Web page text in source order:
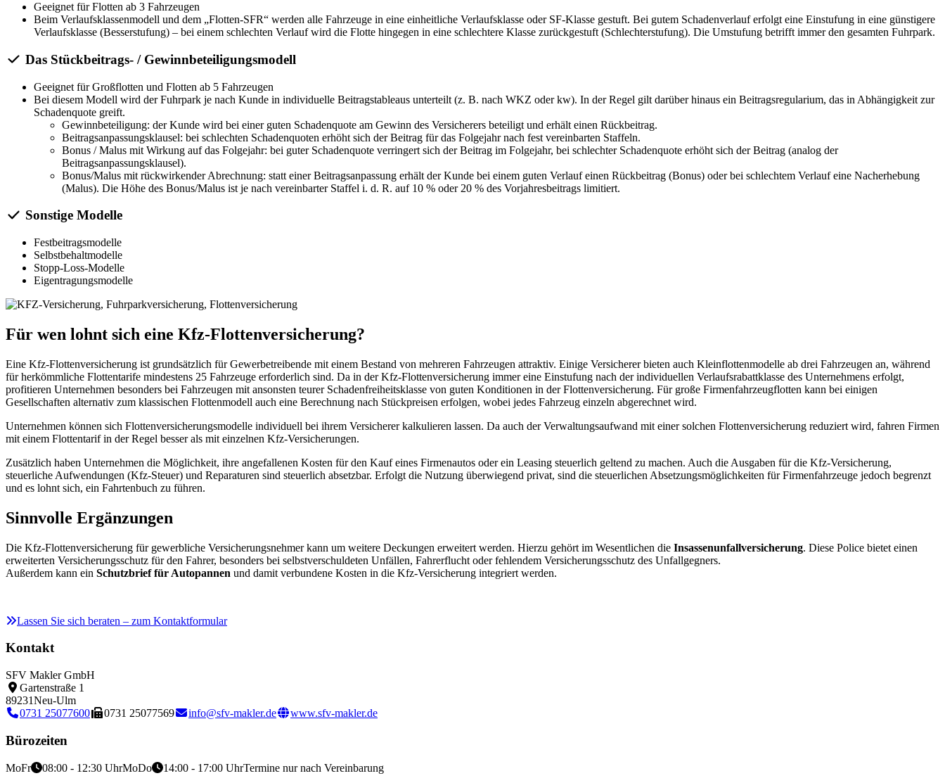
Geeignet für Flotten ab 3 Fahrzeugen
Beim Verlaufsklassenmodell und dem „Flotten-SFR“ werden alle Fahrzeuge in eine einheitliche Verlaufsklasse oder SF-Klasse gestuft. Bei gutem Schadenverlauf erfolgt eine Einstufung in eine günstigere
Verlaufsklasse (Besserstufung) – bei einem schlechten Verlauf wird die Flotte hingegen in eine schlechtere Klasse zurückgestuft (Schlechterstufung). Die Umstufung betrifft immer den gesamten Fuhrpark.
Das Stückbeitrags- / Gewinnbeteiligungsmodell
Geeignet für Großflotten und Flotten ab 5 Fahrzeugen
Bei diesem Modell wird der Fuhrpark je nach Kunde in individuelle Beitragstableaus unterteilt (z. B. nach WKZ oder kw). In der Regel gilt darüber hinaus ein Beitragsregularium, das in Abhängigkeit zur
Schadenquote greift.
Gewinnbeteiligung: der Kunde wird bei einer guten Schadenquote am Gewinn des Versicherers beteiligt und erhält einen Rückbeitrag.
Beitragsanpassungsklausel: bei schlechten Schadenquoten erhöht sich der Beitrag für das Folgejahr nach fest vereinbarten Staffeln.
Bonus / Malus mit Wirkung auf das Folgejahr: bei guter Schadenquote verringert sich der Beitrag im Folgejahr, bei schlechter Schadenquote erhöht sich der Beitrag (analog der
Beitragsanpassungsklausel).
Bonus/Malus mit rückwirkender Abrechnung: statt einer Beitragsanpassung erhält der Kunde bei einem guten Verlauf einen Rückbeitrag (Bonus) oder bei schlechtem Verlauf eine Nacherhebung
(Malus). Die Höhe des Bonus/Malus ist je nach vereinbarter Staffel i. d. R. auf 10 % oder 20 % des Vorjahresbeitrags limitiert.
Sonstige Modelle
Festbeitragsmodelle
Selbstbehaltmodelle
Stopp-Loss-Modelle
Eigentragungsmodelle
Für wen lohnt sich eine Kfz-Flottenversicherung?
Eine Kfz-Flottenversicherung ist grundsätzlich für Gewerbetreibende mit einem Bestand von mehreren Fahrzeugen attraktiv. Einige Versicherer bieten auch Kleinflottenmodelle ab drei Fahrzeugen an, während
für herkömmliche Flottentarife mindestens 25 Fahrzeuge erforderlich sind. Da in der Kfz-Flottenversicherung immer eine Einstufung nach der individuellen Verlaufsrabattklasse des Unternehmens erfolgt,
profitieren Unternehmen besonders bei Fahrzeugen mit ansonsten teurer Schadenfreiheitsklasse von guten Konditionen in der Flottenversicherung. Für große Firmenfahrzeugflotten kann bei einigen
Gesellschaften alternativ zum klassischen Flottenmodell auch eine Berechnung nach Stückpreisen erfolgen, wobei jedes Fahrzeug einzeln abgerechnet wird.
Unternehmen können sich Flottenversicherungsmodelle individuell bei ihrem Versicherer kalkulieren lassen. Da auch der Verwaltungsaufwand mit einer solchen Flottenversicherung reduziert wird, fahren Firmen
mit einem Flottentarif in der Regel besser als mit einzelnen Kfz-Versicherungen.
Zusätzlich haben Unternehmen die Möglichkeit, ihre angefallenen Kosten für den Kauf eines Firmenautos oder ein Leasing steuerlich geltend zu machen. Auch die Ausgaben für die Kfz-Versicherung,
steuerliche Aufwendungen (Kfz-Steuer) und Reparaturen sind steuerlich absetzbar. Erfolgt die Nutzung überwiegend privat, sind die steuerlichen Absetzungsmöglichkeiten für Firmenfahrzeuge jedoch begrenzt
und es lohnt sich, ein Fahrtenbuch zu führen.
Sinnvolle Ergänzungen
Die Kfz-Flottenversicherung für gewerbliche Versicherungsnehmer kann um weitere Deckungen erweitert werden. Hierzu gehört im Wesentlichen die Insassenunfallversicherung. Diese Police bietet einen
erweiterten Versicherungsschutz für den Fahrer, besonders bei selbstverschuldeten Unfällen, Fahrerflucht oder fehlendem Versicherungsschutz des Unfallgegners.
Außerdem kann ein Schutzbrief für Autopannen und damit verbundene Kosten in die Kfz-Versicherung integriert werden.
Lassen Sie sich beraten – zum Kontaktformular
Kontakt
SFV Makler GmbH
Gartenstraße 1
89231Neu-Ulm
0731 25077600
0731 25077569 info@sfv-makler.de www.sfv-makler.de
Bürozeiten
MoFr 08:00 - 12:30 UhrMoDo 14:00 - 17:00 UhrTermine nur nach Vereinbarung